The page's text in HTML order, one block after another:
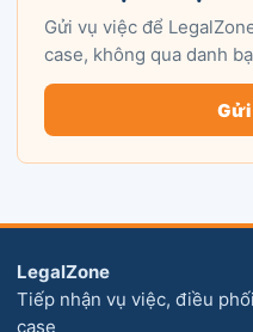
Gửi vụ việc để
case, không qua danh
Gửi
LegalZone
Tiếp nhận vụ việc, điều
case